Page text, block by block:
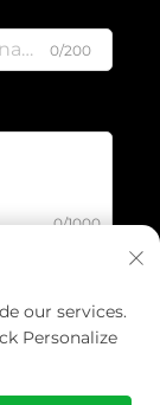
0/200
0/1000
Alle rettigheder
our services.
Personalize